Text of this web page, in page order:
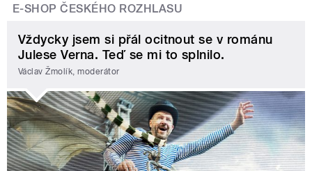
E-SHOP ČESKÉHO ROZHLASU
Vždycky jsem si přál ocitnout se v románu
Julese Verna. Teď se mi to splnilo.
Václav Žmolík, moderátor